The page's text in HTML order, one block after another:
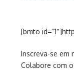
[bmto
Inscreva-se em
Colabore com